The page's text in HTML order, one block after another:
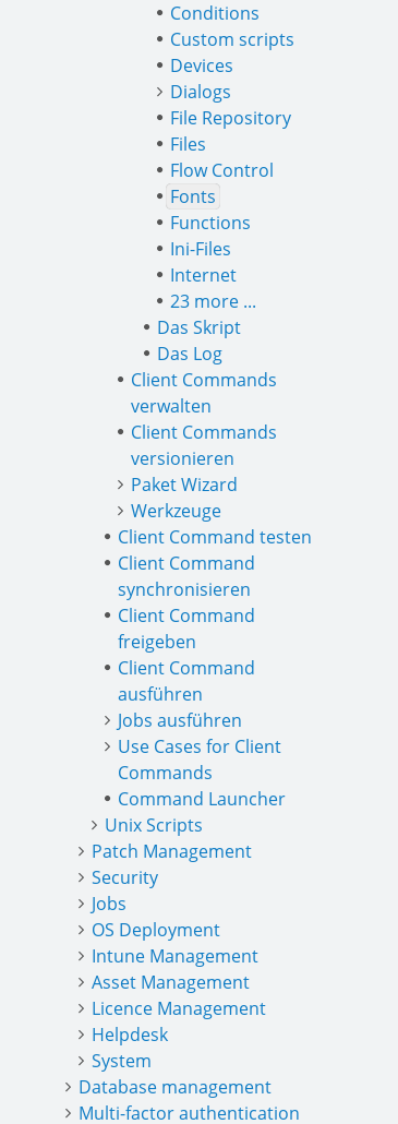
Conditions
Custom scripts
Devices
Dialogs
File Repository
Files
Flow Control
Fonts
Functions
Ini-Files
Internet
23 more ...
Das Skript
Das Log
Client Commands
verwalten
Client Commands
versionieren
Paket Wizard
Werkzeuge
Client Command testen
Client Command
synchronisieren
Client Command
freigeben
Client Command
ausführen
Jobs ausführen
Use Cases for Client
Commands
Command Launcher
Unix Scripts
Patch Management
Security
Jobs
OS Deployment
Intune Management
Asset Management
Licence Management
Helpdesk
System
Database management
Multi-factor authentication